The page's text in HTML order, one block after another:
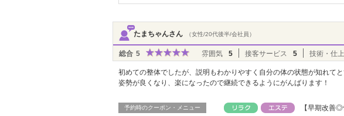
たまちゃんさん （女性/20代後半/会社員）
総合 5 雰囲気 5 接客サービス 5 技術・仕
初めての整体でしたが、説明もわかりやすく自分の体の状態が知れて
姿勢が良くなり、楽になったので継続できるようにがんばります！
予約時のクーポン・メニュー 【早期改善